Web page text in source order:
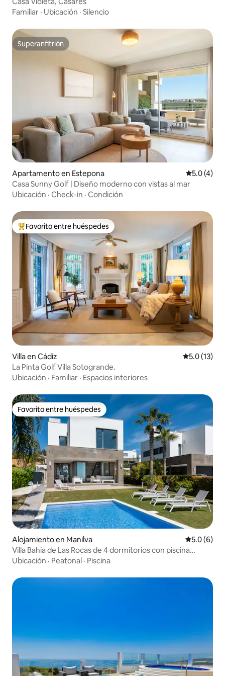
Familiar · Ubicación · Silencio
Superanfitrión
Superanfitrión
Apartamento en Estepona
5.0 (4)
Casa Sunny Golf | Diseño moderno con vistas al mar
Ubicación · Check-in · Condición
Favorito entre huéspedes preferido
Favorito entre huéspedes
Villa en Cádiz Calificación
5.0 (13)
La Pinta Golf Villa Sotogrande.
Ubicación · Familiar · Espacios interiores
Favorito entre huéspedes
Favorito entre huéspedes
Alojamiento en Manilva
5.0 (6)
Villa Bahia de Las Rocas de 4 dormitorios con piscina
privada
Ubicación · Peatonal · Piscina